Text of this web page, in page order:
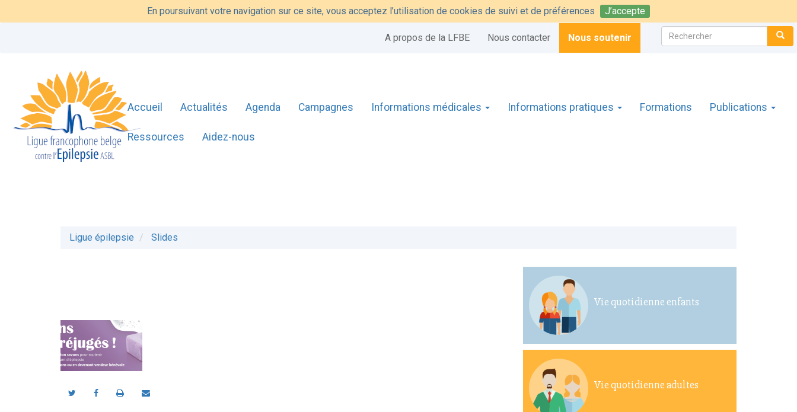
En poursuivant votre navigation sur ce site, vous acceptez l’utilisation de cookies de suivi et de préférences
J’accepte
Rechercher :
A propos de la LFBE Nous contacter Nous soutenir
Accueil Actualités Agenda Campagnes Informations médicales Informations pratiques Formations Publications
Ressources Aidez-nous
Ligue épilepsie Slides
Vie quotidienne enfants
Vie quotidienne adultes